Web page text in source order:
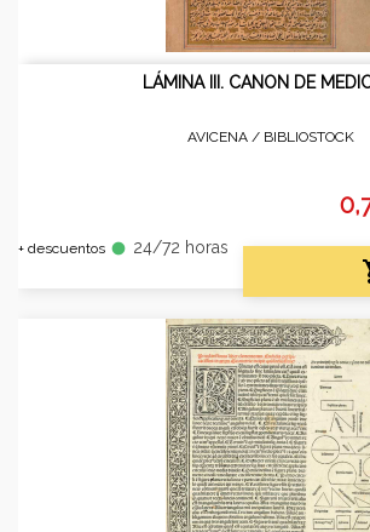
LÁMINA III. CANON DE
AVICENA / BIBLIOSTOCK
+ descuentos fiber_manual_record 24/72 horas